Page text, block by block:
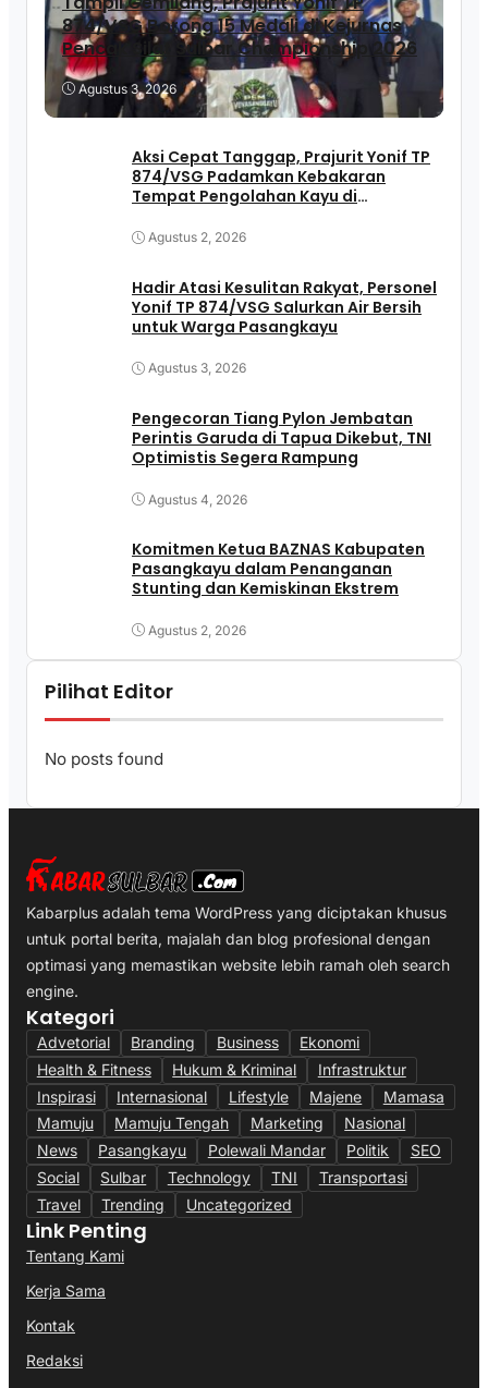
874/VSG Borong 15 Medali di Kejurnas
Pencak Silat Sulbar Championship 2026
Agustus 3, 2026
Aksi Cepat Tanggap, Prajurit Yonif TP
874/VSG Padamkan Kebakaran
Tempat Pengolahan Kayu di
Agustus 2, 2026
Hadir Atasi Kesulitan Rakyat, Personel
Yonif TP 874/VSG Salurkan Air Bersih
untuk Warga Pasangkayu
Agustus 3, 2026
Pengecoran Tiang Pylon Jembatan
Perintis Garuda di Tapua Dikebut, TNI
Optimistis Segera Rampung
Agustus 4, 2026
Komitmen Ketua BAZNAS Kabupaten
Pasangkayu dalam Penanganan
Stunting dan Kemiskinan Ekstrem
Agustus 2, 2026
Pilihat Editor
No posts found
Kabarplus adalah tema WordPress yang diciptakan khusus
untuk portal berita, majalah dan blog profesional dengan
optimasi yang memastikan website lebih ramah oleh search
engine.
Kategori
Advetorial Branding Business
Ekonomi
Health & Fitness
Hukum & Kriminal
Infrastruktur
Inspirasi
Internasional Lifestyle Majene
Mamasa
Mamuju
Mamuju Tengah Marketing
Nasional
News
Pasangkayu Polewali Mandar Politik
SEO
Social
Sulbar Technology TNI
Transportasi
Travel
Trending Uncategorized
Link Penting
Tentang Kami
Kerja Sama
Kontak
Redaksi